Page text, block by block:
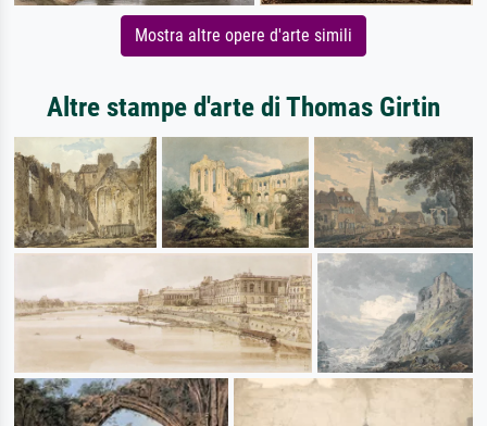
Mostra altre opere d'arte simili
Altre stampe d'arte di Thomas Girtin